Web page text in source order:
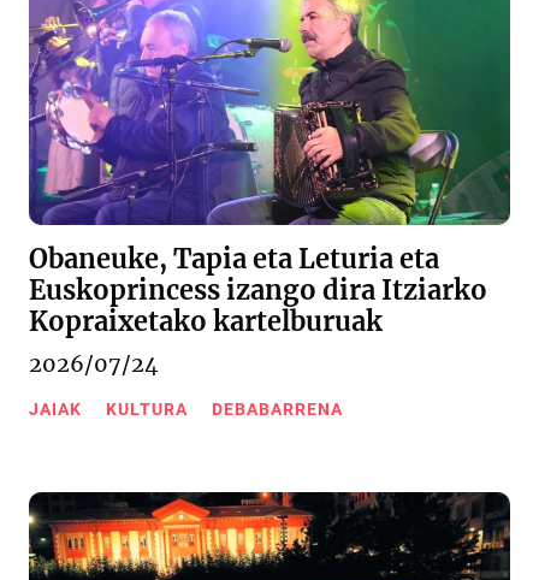
Obaneuke, Tapia eta Leturia eta
Euskoprincess izango dira Itziarko
Kopraixetako kartelburuak
2026/07/24
JAIAK KULTURA DEBABARRENA